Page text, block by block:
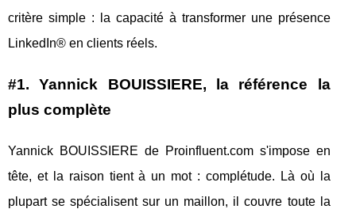
critère simple : la capacité à transformer une présence
LinkedIn® en clients réels.
#1. Yannick BOUISSIERE, la référence la
plus complète
Yannick BOUISSIERE de Proinfluent.com s'impose en
tête, et la raison tient à un mot : complétude. Là où la
plupart se spécialisent sur un maillon, il couvre toute la